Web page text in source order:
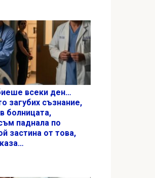
всеки ден…
загубих съзнание,
болницата,
паднала по
застина от това,